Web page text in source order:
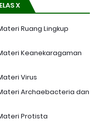
X
Ruang Lingkup
Keanekaragaman
Virus
Archaebacteria dan
Protista